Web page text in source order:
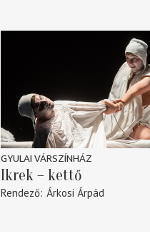
GYULAI VÁRSZÍNHÁZ
Ikrek – kettő
Rendező Árkosi Árpád